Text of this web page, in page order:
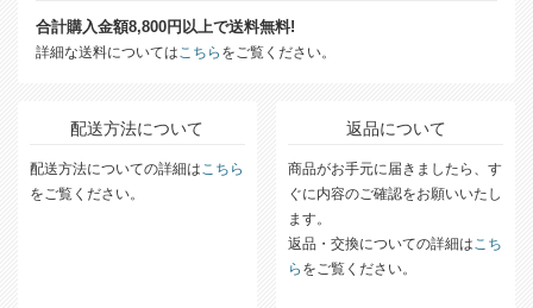
送料について
配送方法について 返品について
商品がお手元に届きましたら、す
ぐに内容のご確認をお願いいたし
ます。